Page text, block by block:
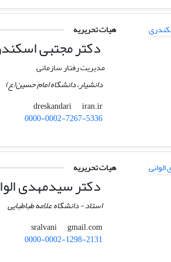
هیات تحریریه
دکتر مجتبی
مدیریت رفتار سازمانی
دانشیار، دانشگاه امام حسین(ع)
dreskandari
iran.ir
0000-0002-7267-5336
هیات تحریریه
دکتر سیدمهدی
استاد - دانشگاه علامه طباطبایی
sralvani
gmail.com
0000-0002-1298-2131